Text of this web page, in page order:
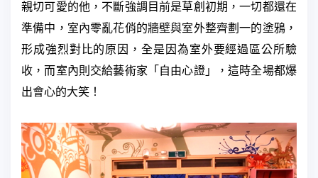
親切可愛的他，不斷強調目前是草創初期，一切都還在
準備中，室內零亂花俏的牆壁與室外整齊劃一的塗鴉，
形成強烈對比的原因，全是因為室外要經過區公所驗
收，而室內則交給藝術家「自由心證」，這時全場都爆
出會心的大笑！